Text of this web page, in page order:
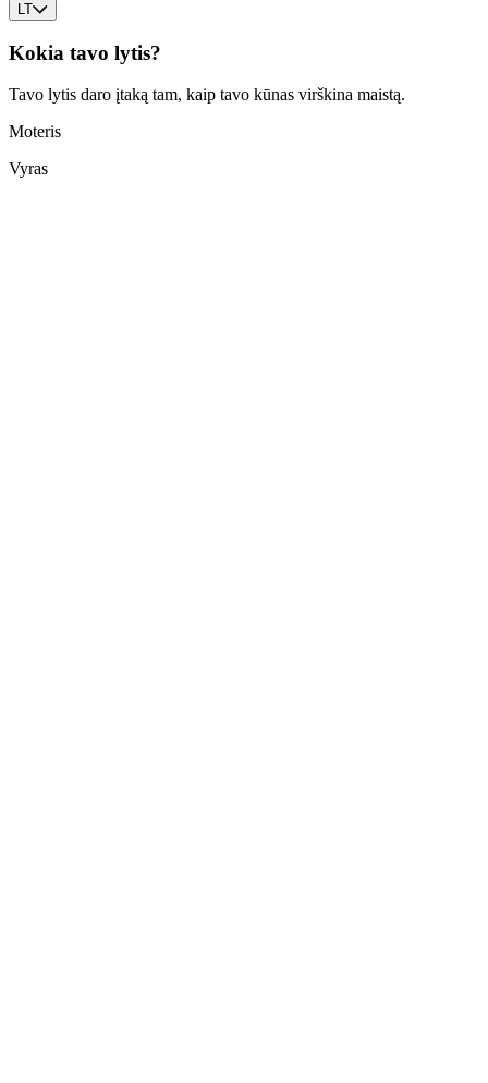
LT
Kokia tavo lytis?
Tavo lytis daro įtaką tam, kaip tavo kūnas virškina maistą.
Moteris
Vyras